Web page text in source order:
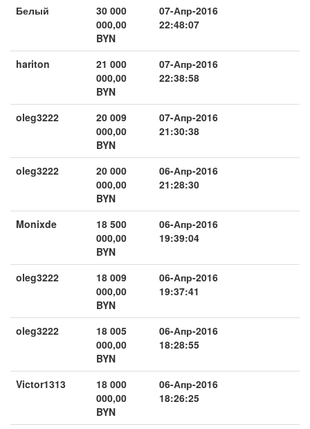
Белый
30 000
000,00
BYN
07-Апр-2016
22:48:07
hariton
21 000
000,00
BYN
07-Апр-2016
22:38:58
oleg3222
20 009
000,00
BYN
07-Апр-2016
21:30:38
oleg3222
20 000
000,00
BYN
06-Апр-2016
21:28:30
Monixde
18 500
000,00
BYN
06-Апр-2016
19:39:04
oleg3222
18 009
000,00
BYN
06-Апр-2016
19:37:41
oleg3222
18 005
000,00
BYN
06-Апр-2016
18:28:55
Victor1313
18 000
000,00
BYN
06-Апр-2016
18:26:25